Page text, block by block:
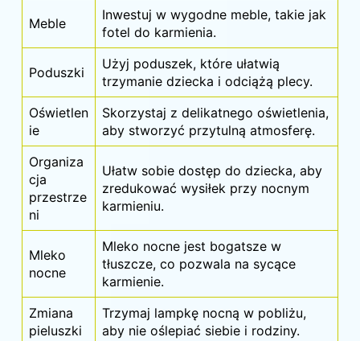
Meble
Inwestuj w wygodne meble, takie jak
fotel do karmienia.
Poduszki
Użyj poduszek, które ułatwią
trzymanie dziecka i odciążą plecy.
Oświetlen
ie
Skorzystaj z delikatnego oświetlenia,
aby stworzyć przytulną atmosferę.
Organiza
cja
przestrze
ni
Ułatw sobie dostęp do dziecka, aby
zredukować wysiłek przy nocnym
karmieniu.
Mleko
nocne
Mleko nocne jest bogatsze w
tłuszcze, co pozwala na sycące
karmienie.
Zmiana
pieluszki
Trzymaj lampkę nocną w pobliżu,
aby nie oślepiać siebie i rodziny.